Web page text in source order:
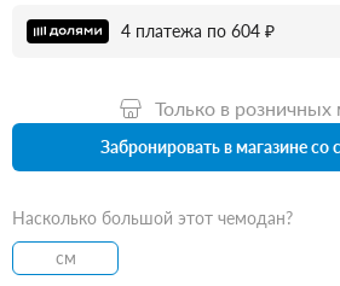
4 платежа по 604 ₽
Только в розничных
Забронировать в магазине со
Насколько большой этот чемодан?
см